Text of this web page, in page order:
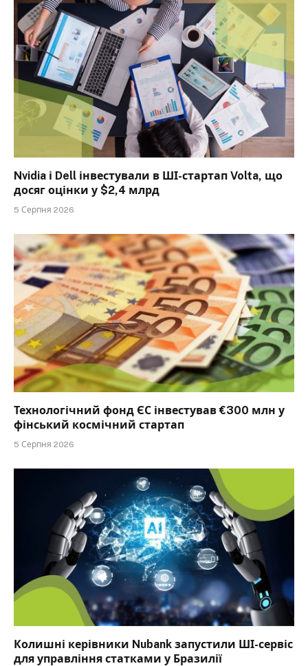
Nvidia і Dell інвестували в ШІ-стартап Volta, що
досяг оцінки у $2,4 млрд
5 Серпня 2026
Технологічний фонд ЄС інвестував €300 млн у
фінський космічний стартап
5 Серпня 2026
Колишні керівники Nubank запустили ШІ-сервіс
для управління статками у Бразилії